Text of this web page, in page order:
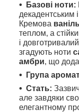
Базові ноти:
декадентським
Кремова
теплом, а
і
згадують ноти
амбри, що
Група
Стать:
але завдяки
елегантному